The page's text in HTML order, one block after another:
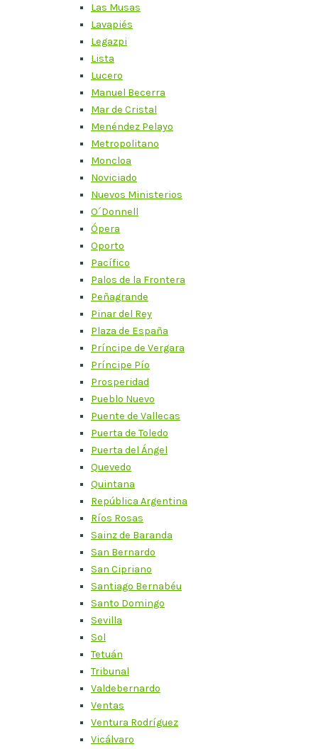
Las Musas
Lavapiés
Legazpi
Lista
Lucero
Manuel Becerra
Mar de Cristal
Menéndez Pelayo
Metropolitano
Moncloa
Noviciado
Nuevos Ministerios
O´Donnell
Ópera
Oporto
Pacífico
Palos de la Frontera
Peñagrande
Pinar del Rey
Plaza de España
Príncipe de Vergara
Príncipe Pío
Prosperidad
Pueblo Nuevo
Puente de Vallecas
Puerta de Toledo
Puerta del Ángel
Quevedo
Quintana
República Argentina
Ríos Rosas
Sainz de Baranda
San Bernardo
San Cipriano
Santiago Bernabéu
Santo Domingo
Sevilla
Sol
Tetuán
Tribunal
Valdebernardo
Ventas
Ventura Rodríguez
Vicálvaro